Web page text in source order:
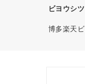
ビヨウシ
博多楽天